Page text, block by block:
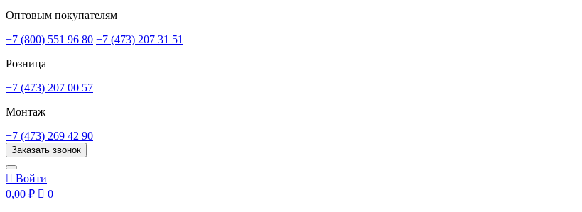
Оптовым покупателям
+7 (800) 551 96 80 +7 (473) 207 31 51
Розница
+7 (473) 207 00 57
Монтаж
+7 (473) 269 42 90
Заказать звонок
 Войти
0,00 ₽  0